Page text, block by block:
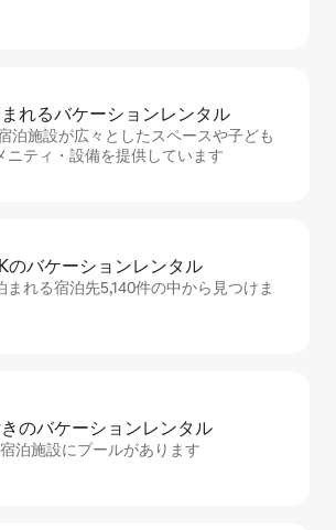
れるバ⁠ケ⁠ー⁠シ⁠ョ⁠ンレ⁠ン⁠タ⁠ル
泊施設が広々としたスペースや子ども
ニティ・設備を提供しています
のバ⁠ケ⁠ー⁠シ⁠ョ⁠ンレ⁠ン⁠タ⁠ル
まれる宿泊先5,140件の中から見つけま
のバ⁠ケ⁠ー⁠シ⁠ョ⁠ンレ⁠ン⁠タ⁠ル
泊施設にプールがあります